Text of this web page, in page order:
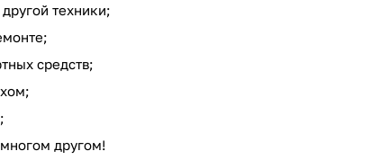
техники;
средств;
другом!